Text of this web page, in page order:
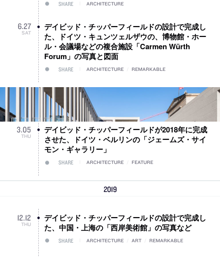
SHARE ARCHITECTURE
6.27
SAT
デイビッド・チッパーフィールドの設計で完成し
た、ドイツ・キュンツェルザウの、博物館・ホー
ル・会議場などの複合施設「Carmen Würth
Forum」の写真と図面
SHARE ARCHITECTURE REMARKABLE
3.05
THU
デイビッド・チッパーフィールドが2018年に完成
させた、ドイツ・ベルリンの「ジェームズ・サイ
モン・ギャラリー」
SHARE ARCHITECTURE FEATURE
2019
12.12
THU
デイビッド・チッパーフィールドの設計で完成し
た、中国・上海の「西岸美術館」の写真など
SHARE ARCHITECTURE ART REMARKABLE